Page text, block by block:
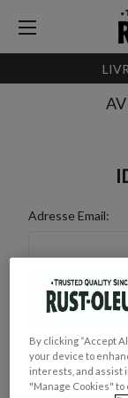
Adresse Email:
Mot de Passe :
By clicking “Accept
your device to
interests, and assist
"Manage Cookies" to